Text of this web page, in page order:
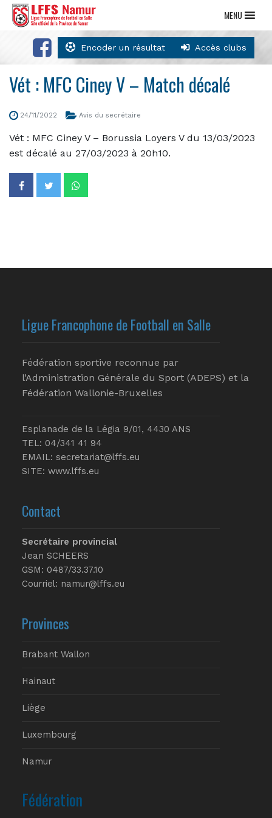
Encoder un résultat Accès clubs
MENU
Vét : MFC Ciney V – Match décalé
24/11/2022 Avis du secrétaire
Vét : MFC Ciney V – Borussia Loyers V du 13/03/2023
est décalé au 27/03/2023 à 20h10.
Ligue Francophone de Football en Salle
Fédération sportive reconnue par
l’Administration Générale du Sport (ADEPS) et la
Fédération Wallonie-Bruxelles
Esplanade de la Légia 9/01, 4430 ANS
TEL: 04/341 41 94
EMAIL: secretariat@lffs.eu
SITE: www.lffs.eu
Contact
Secrétaire provincial
Jean SCHEERS
GSM: 0487/33.37.10
Courriel: namur@lffs.eu
Provinces
Brabant Wallon
Hainaut
Liège
Luxembourg
Namur
Fédération